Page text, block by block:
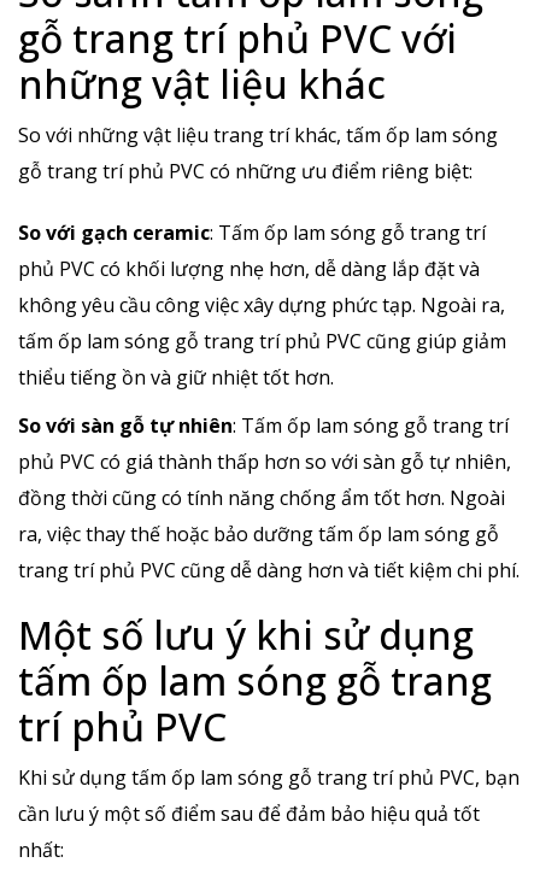
gỗ trang trí phủ PVC với
những vật liệu khác
So với những vật liệu trang trí khác, tấm ốp lam sóng
gỗ trang trí phủ PVC có những ưu điểm riêng biệt:
So với gạch ceramic: Tấm ốp lam sóng gỗ trang trí
phủ PVC có khối lượng nhẹ hơn, dễ dàng lắp đặt và
không yêu cầu công việc xây dựng phức tạp. Ngoài ra,
tấm ốp lam sóng gỗ trang trí phủ PVC cũng giúp giảm
thiểu tiếng ồn và giữ nhiệt tốt hơn.
So với sàn gỗ tự nhiên: Tấm ốp lam sóng gỗ trang trí
phủ PVC có giá thành thấp hơn so với sàn gỗ tự nhiên,
đồng thời cũng có tính năng chống ẩm tốt hơn. Ngoài
ra, việc thay thế hoặc bảo dưỡng tấm ốp lam sóng gỗ
trang trí phủ PVC cũng dễ dàng hơn và tiết kiệm chi phí.
Một số lưu ý khi sử dụng
tấm ốp lam sóng gỗ trang
trí phủ PVC
Khi sử dụng tấm ốp lam sóng gỗ trang trí phủ PVC, bạn
cần lưu ý một số điểm sau để đảm bảo hiệu quả tốt
nhất: